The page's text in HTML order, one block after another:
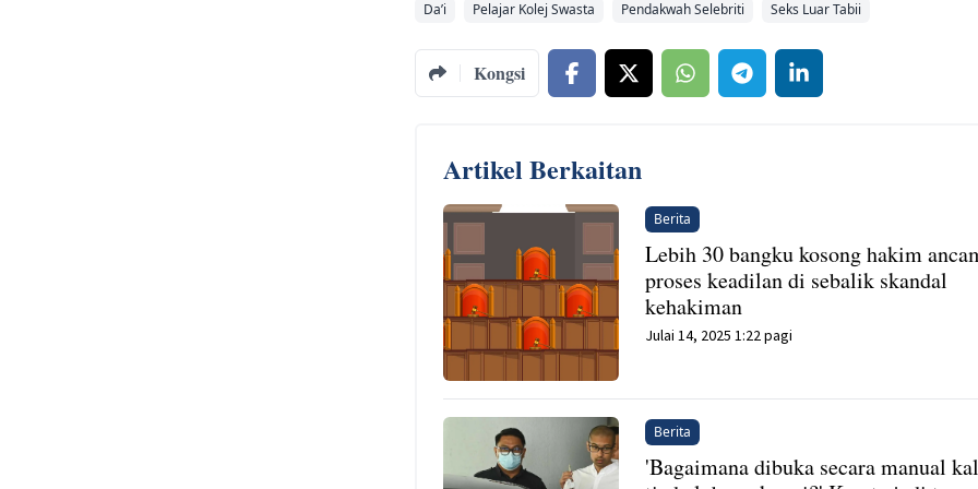
Da’i
Pelajar Kolej Swasta Pendakwah Selebriti Seks Luar Tabii
Kongsi
Artikel Berkaitan
Berita
Lebih 30 bangku kosong hakim
proses keadilan di sebalik skandal
kehakiman
Julai 14, 2025 1:22 pagi
Berita
'Bagaimana dibuka secara manual